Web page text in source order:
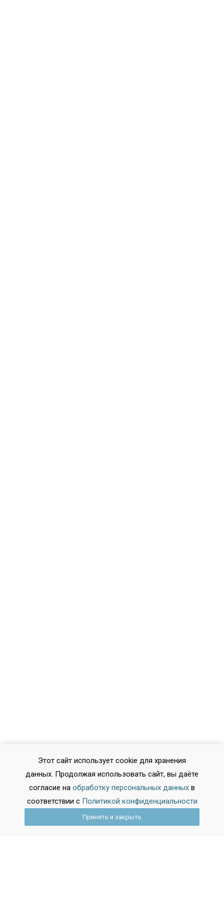
Этот сайт использует cookie для хранения
данных. Продолжая использовать сайт, вы даёте
согласие на обработку персональных данных в
соответствии с Политикой конфиденциальности
Принять и закрыть